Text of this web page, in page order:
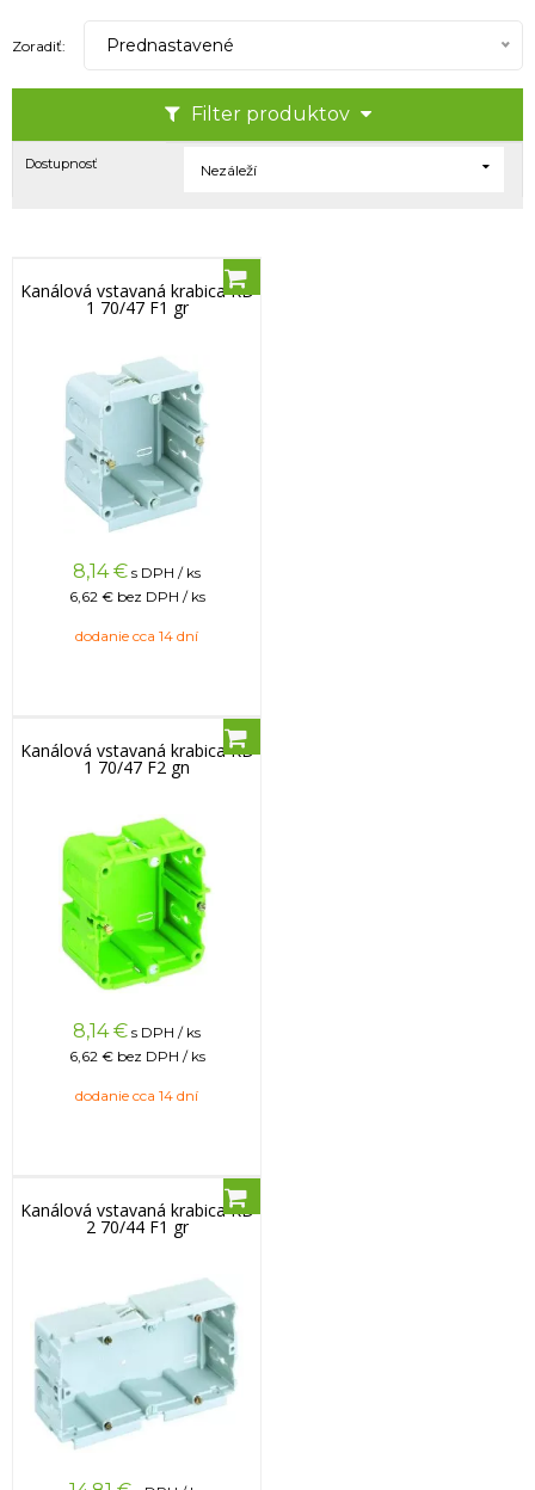
Filter produktov
Zoradiť: Prednastavené
Dostupnosť Nezáleží
Kanálová vstavaná krabica KD
1 70/47 F1 gr
8,14 € s DPH / ks
6,62 € bez DPH / ks
dodanie cca 14 dní
Kanálová vstavaná krabica KD
1 70/47 F2 gn
8,14 € s DPH / ks
6,62 € bez DPH / ks
dodanie cca 14 dní
Kanálová vstavaná krabica KD
2 70/44 F1 gr